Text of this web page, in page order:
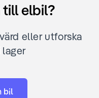
till elbil?
eller utforska
lager
bil